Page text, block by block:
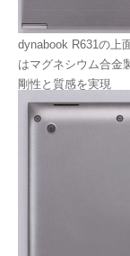
dynabook R631の上
はマグネシウム合金
剛性と質感を実現